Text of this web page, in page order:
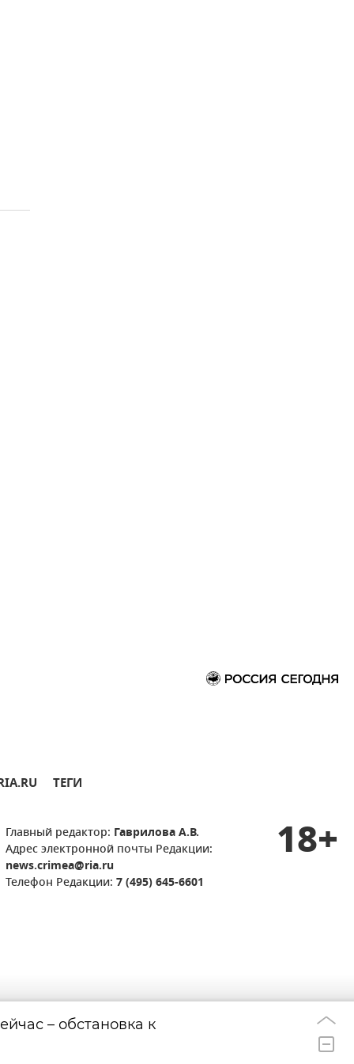
ТЕГИ
Главный редактор: Гаврилова А.В.
Адрес электронной почты Редакции:
news.crimea@ria.ru
Телефон Редакции: 7 (495) 645-6601
18+
– обстановка к
Россиянин
чемпионата